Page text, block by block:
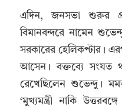
এদিন, জনসভা শুরুর
বিমানবন্দরে নামেন
সরকারের হেলিকপ্টার।
আসেন। বক্তব্যে সংযত
রেখেছিলেন শুভেন্দু।
‘মুখ্যমন্ত্রী নাকি